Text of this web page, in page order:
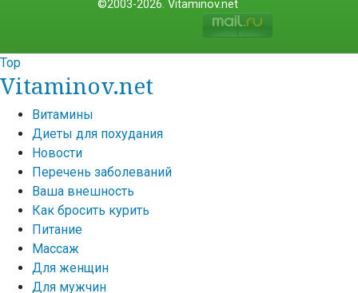
©2003-2026. Vitaminov.net
Top
Vitaminov.net
Витамины
Диеты для похудания
Новости
Перечень заболеваний
Ваша внешность
Как бросить курить
Питание
Массаж
Для женщин
Для мужчин